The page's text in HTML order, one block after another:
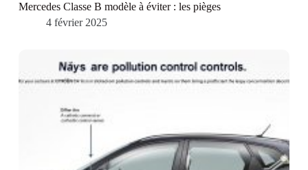
Mercedes Classe B modèle à éviter : les pièges
4 février 2025